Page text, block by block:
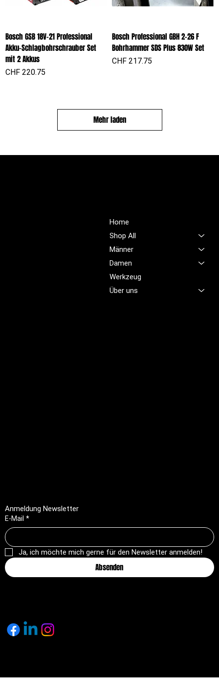
Bosch GSB 18V-21 Professional
Akku-Schlagbohrschrauber Set
mit 2 Akkus
Preis
CHF 220.75
Bosch Professional GBH 2-26 F
Bohrhammer SDS Plus 830W Set
Preis
CHF 217.75
Mehr laden
Home
Shop All
Männer
Damen
Werkzeug
Über uns
Anmeldung Newsletter
E-Mail *
Ja, ich möchte mich gerne für den Newsletter anmelden!
Absenden